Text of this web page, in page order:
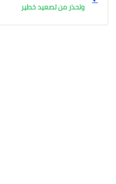
وتحذر من تصعيد خطير